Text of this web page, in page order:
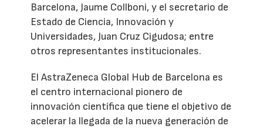
Barcelona, Jaume Collboni, y el secretario de
Estado de Ciencia, Innovación y
Universidades, Juan Cruz Cigudosa; entre
otros representantes institucionales.
El AstraZeneca Global Hub de Barcelona es
el centro internacional pionero de
innovación científica que tiene el objetivo de
acelerar la llegada de la nueva generación de